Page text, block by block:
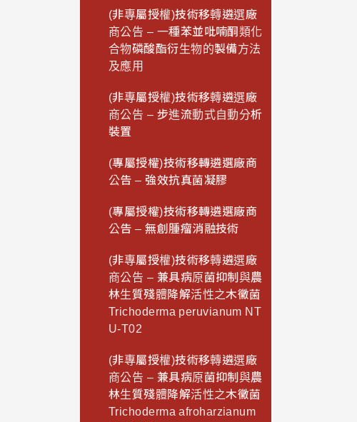
(非專屬授權)技術移轉遴選廠
商公告 – 一種苯並吡喃酮類化
合物磷酸酯衍生物的製備方法
及應用
(非專屬授權)技術移轉遴選廠
商公告 – 步進流動式自動分析
裝置
(專屬授權)技術移轉遴選廠商
公告 – 強效抗真菌凝膠
(專屬授權)技術移轉遴選廠商
公告 – 無創腫瘤消融技術
(非專屬授權)技術移轉遴選廠
商公告 – 兼具病原菌抑制與農
林生質殘體降解活性之木黴菌
Trichoderma peruvianum NT
U-T02
(非專屬授權)技術移轉遴選廠
商公告 – 兼具病原菌抑制與農
林生質殘體降解活性之木黴菌
Trichoderma afroharzianum